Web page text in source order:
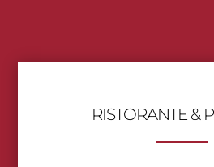
RISTORANTE &